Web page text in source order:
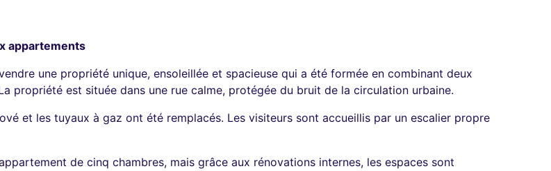
appartements
une propriété unique, ensoleillée et spacieuse qui a été formée en combinant deux
propriété est située dans une rue calme, protégée du bruit de la circulation urbaine.
et les tuyaux à gaz ont été remplacés. Les visiteurs sont accueillis par un escalier propre
de cinq chambres, mais grâce aux rénovations internes, les espaces sont